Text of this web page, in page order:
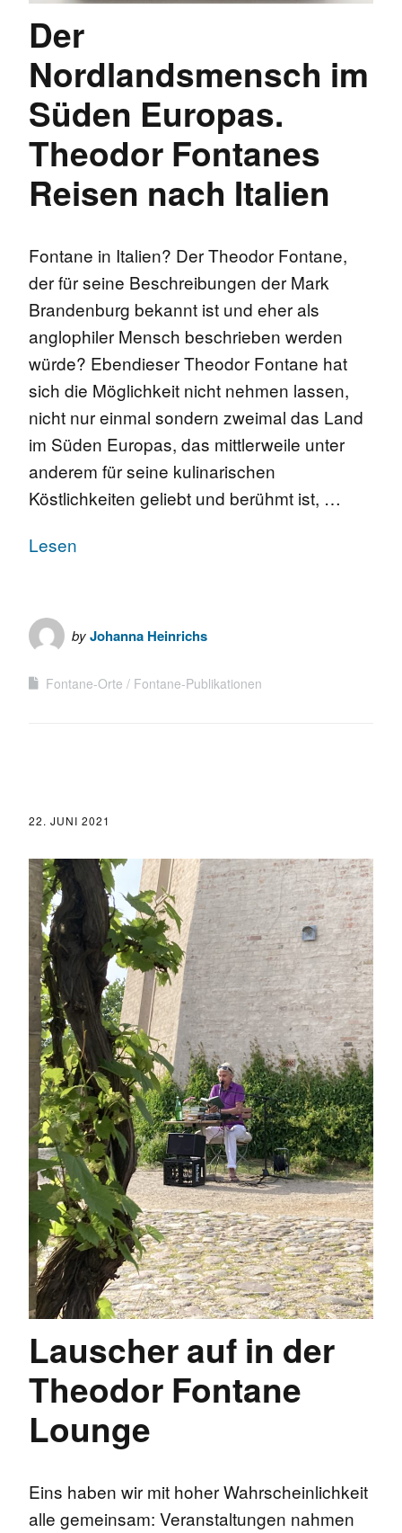
Der
Nordlandsmensch im
Süden Europas.
Theodor Fontanes
Reisen nach Italien
Fontane in Italien? Der Theodor Fontane,
der für seine Beschreibungen der Mark
Brandenburg bekannt ist und eher als
anglophiler Mensch beschrieben werden
würde? Ebendieser Theodor Fontane hat
sich die Möglichkeit nicht nehmen lassen,
nicht nur einmal sondern zweimal das Land
im Süden Europas, das mittlerweile unter
anderem für seine kulinarischen
Köstlichkeiten geliebt und berühmt ist, …
Lesen
byJohanna Heinrichs
Fontane-Orte Fontane-Publikationen
22. JUNI 2021
Lauscher auf in der
Theodor Fontane
Lounge
Eins haben wir mit hoher Wahrscheinlichkeit
alle gemeinsam: Veranstaltungen nahmen